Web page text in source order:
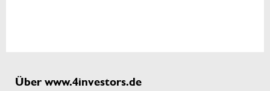
Über www.4investors.de